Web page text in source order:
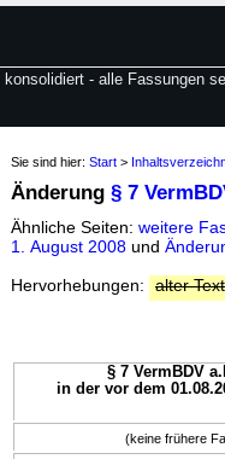
- alle Fassungen
Sie sind hier: Start >
Änderung § 7
Ähnliche Seiten: weitere
1. August 2008 und
Hervorhebungen:
alter Text
§ 7 VermBDV
in der vor dem
(keine frühere